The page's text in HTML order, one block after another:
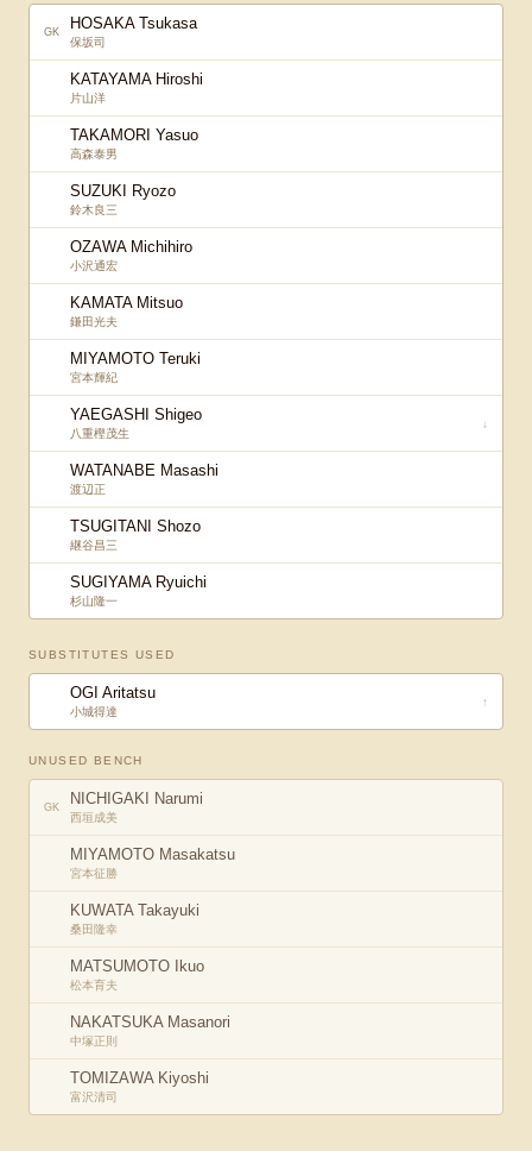
GK HOSAKA Tsukasa
保坂司
KATAYAMA Hiroshi
片山洋
TAKAMORI Yasuo
高森泰男
SUZUKI Ryozo
鈴木良三
OZAWA Michihiro
小沢通宏
KAMATA Mitsuo
鎌田光夫
MIYAMOTO Teruki
宮本輝紀
YAEGASHI Shigeo
八重樫茂生
↓
WATANABE Masashi
渡辺正
TSUGITANI Shozo
継谷昌三
SUGIYAMA Ryuichi
杉山隆一
SUBSTITUTES USED
OGI Aritatsu
小城得達
↑
UNUSED BENCH
GK NICHIGAKI Narumi
西垣成美
MIYAMOTO Masakatsu
宮本征勝
KUWATA Takayuki
桑田隆幸
MATSUMOTO Ikuo
松本育夫
NAKATSUKA Masanori
中塚正則
TOMIZAWA Kiyoshi
富沢清司